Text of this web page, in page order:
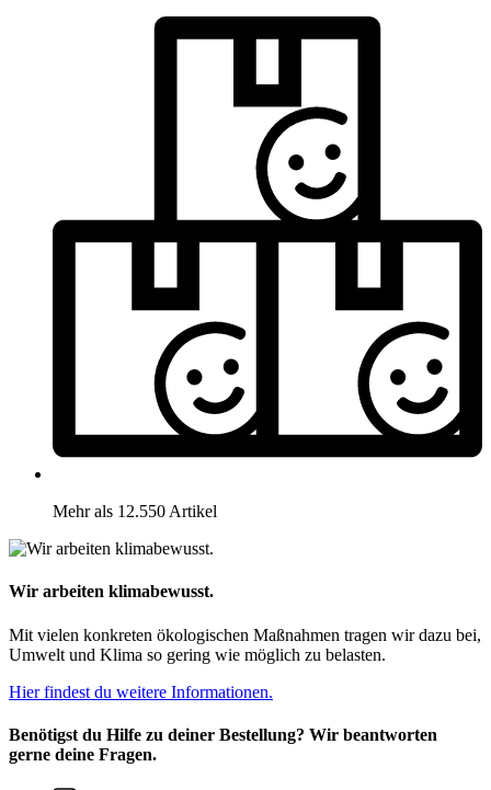
Mehr als 12.550 Artikel
Wir arbeiten klimabewusst.
Mit vielen konkreten ökologischen Maßnahmen tragen wir dazu bei,
Umwelt und Klima so gering wie möglich zu belasten.
Hier findest du weitere Informationen.
Benötigst du Hilfe zu deiner Bestellung? Wir beantworten
gerne deine Fragen.